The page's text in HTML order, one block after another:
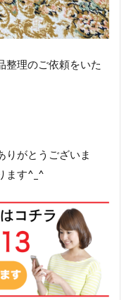
整理のご依頼をいた
りがとうございま
ます^_^